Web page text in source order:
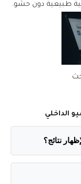
طبيعية دون حشو.
الداخلي
نتائج؟